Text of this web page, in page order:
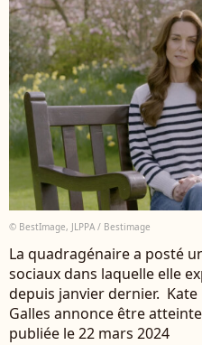
© BestImage, JLPPA / Bestimage
La quadragénaire a posté
sociaux dans laquelle elle
depuis janvier dernier.
Galles annonce être
publiée le 22 mars 2024